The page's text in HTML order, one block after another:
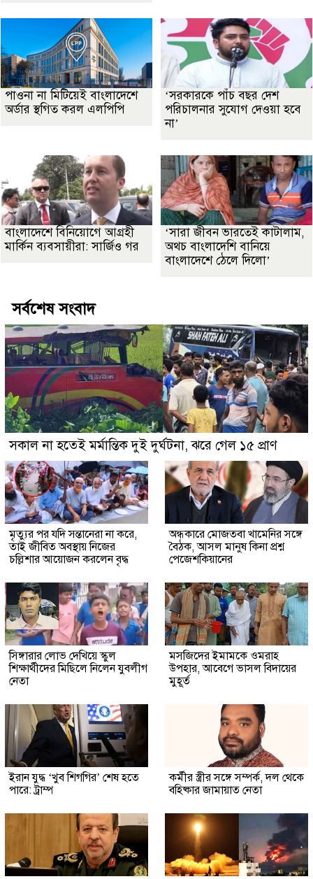
পাওনা না মিটিয়েই বাংলাদেশে
অর্ডার স্থগিত করল এলপিপি
‘সরকারকে পাঁচ বছর দেশ
পরিচালনার সুযোগ দেওয়া হবে
না’
বাংলাদেশে বিনিয়োগে আগ্রহী
মার্কিন ব্যবসায়ীরা: সার্জিও গর
‘সারা জীবন ভারতেই কাটালাম,
অথচ বাংলাদেশি বানিয়ে
বাংলাদেশে ঠেলে দিলো’
সর্বশেষ সংবাদ
সকাল না হতেই মর্মান্তিক দুই দুর্ঘটনা, ঝরে গেল ১৫ প্রাণ
মৃত্যুর পর যদি সন্তানেরা না করে,
তাই জীবিত অবস্থায় নিজের
চল্লিশার আয়োজন করলেন বৃদ্ধ
অন্ধকারে মোজতবা খামেনির সঙ্গে
বৈঠক, আসল মানুষ কিনা প্রশ্ন
পেজেশকিয়ানের
সিঙ্গারার লোভ দেখিয়ে স্কুল
শিক্ষার্থীদের মিছিলে নিলেন যুবলীগ
নেতা
মসজিদের ইমামকে ওমরাহ
উপহার, আবেগে ভাসল বিদায়ের
মুহূর্ত
ইরান যুদ্ধ ‘খুব শিগগির’ শেষ হতে
পারে: ট্রাম্প
কর্মীর স্ত্রীর সঙ্গে সম্পর্ক, দল থেকে
বহিষ্কার জামায়াত নেতা